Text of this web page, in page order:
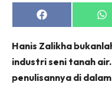
Share
on
on
Hanis Zalikha
industri seni tanah
penulisannya di